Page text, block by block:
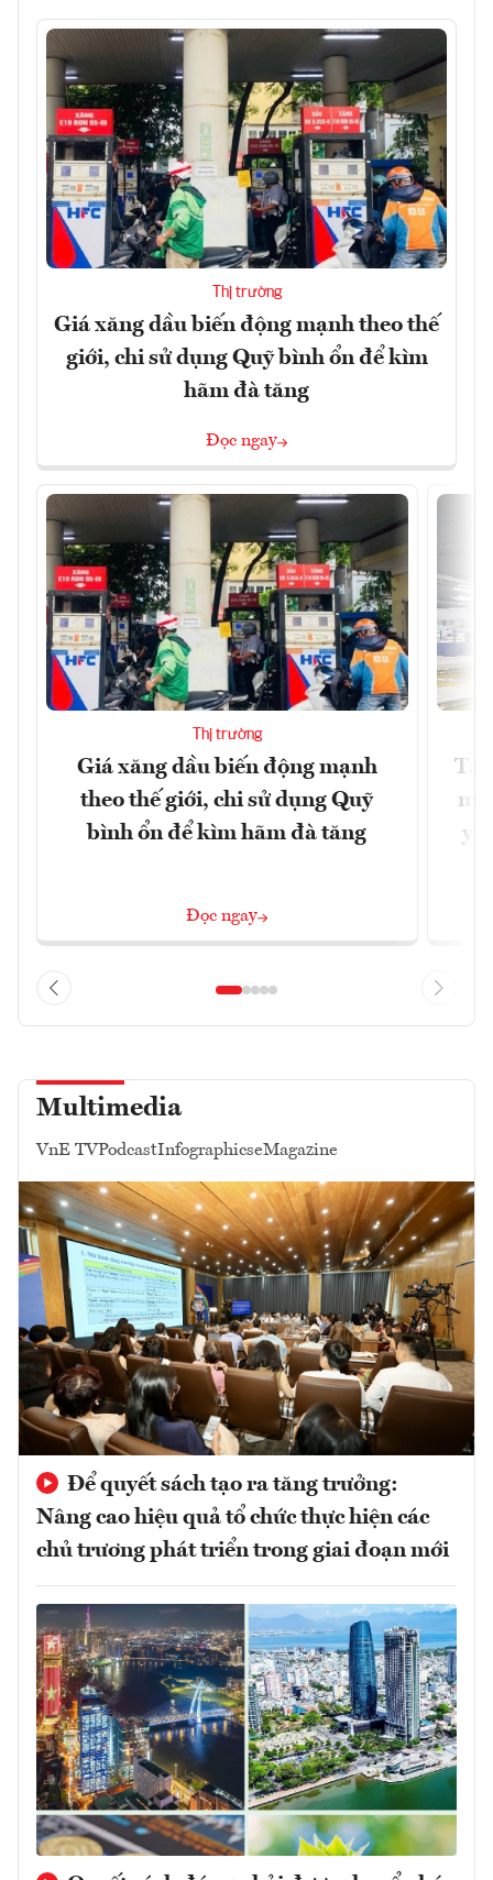
Thị trường
Giá xăng dầu biến động mạnh theo thế
giới, chi sử dụng Quỹ bình ổn để kìm
hãm đà tăng
Đọc ngay
Thị trường
Giá xăng dầu biến động mạnh
theo thế giới, chi sử dụng Quỹ
bình ổn để kìm hãm đà tăng
Đọc ngay
Multimedia
VnE TVPodcastInfographicseMagazine
Để quyết sách tạo ra tăng trưởng:
Nâng cao hiệu quả tổ chức thực hiện các
chủ trương phát triển trong giai đoạn mới